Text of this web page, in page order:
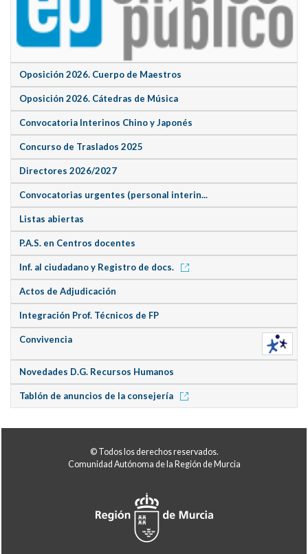
Oposición 2026. Cuerpo de Maestros
Oposición 2026. Cátedras de Música
Convocatoria Interinos Chino y Japonés
Concurso de Traslados 2025
Directores 2026/2027
Convocatorias urgentes (personal interin...
Listas abiertas
P.A.S. en Centros docentes
Inf. al ciudadano y Registro de docs.
Actos de Adjudicación
Integración Prof. Técnicos de FP
Convivencia
Novedades D.G. Recursos Humanos
Tablón de anuncios de la consejería
© Todos los derechos reservados.
Comunidad Autónoma de la Región de Murcia